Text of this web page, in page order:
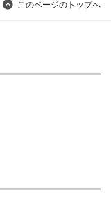
このページのトップへ